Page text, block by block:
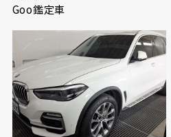
Goo鑑定車